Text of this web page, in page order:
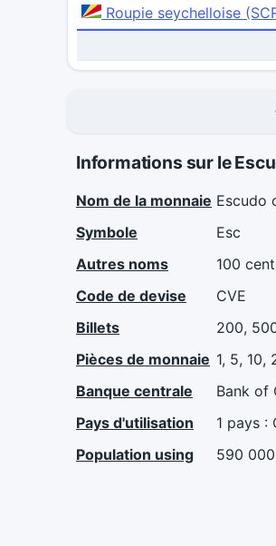
Roupie seychelloise
Informations sur le
Nom de la monnaie Escudo
Symbole
Esc
Autres noms
100
Code de devise
CVE
Billets
200,
Pièces de monnaie 1, 5, 10,
Banque centrale
Bank of
Pays d'utilisation
1 pays :
Population using
590 000